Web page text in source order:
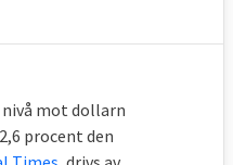
mot dollarn
procent den